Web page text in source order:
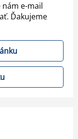
e-mail
Ďakujeme